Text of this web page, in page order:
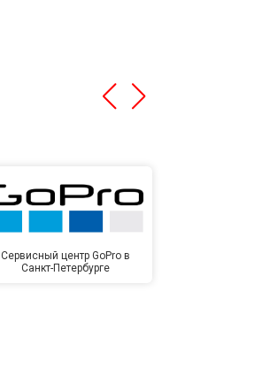
Сервисный центр GoPro в
Санкт-Петербурге